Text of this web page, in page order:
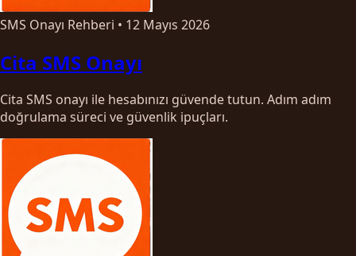
SMS Onayı Rehberi • 12 Mayıs 2026
Cita SMS Onayı
Cita SMS onayı ile hesabınızı güvende tutun. Adım adım
doğrulama süreci ve güvenlik ipuçları.